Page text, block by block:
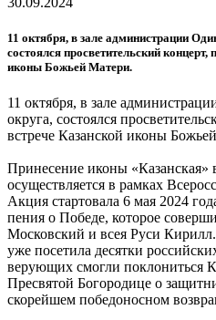
11 октября, в зале администрации
состоялся просветительский
иконы Божьей Матери.
11 октября, в зале
округа, состоялся
встрече Казанской иконы
Принесение иконы «Казанская»
осуществляется в рамках
Акция стартовала 6 мая 2024
пения о Победе, которое
Московский и всея Руси
уже посетила десятки
верующих смогли поклониться
Пресвятой Богородице о
скорейшем победоносном